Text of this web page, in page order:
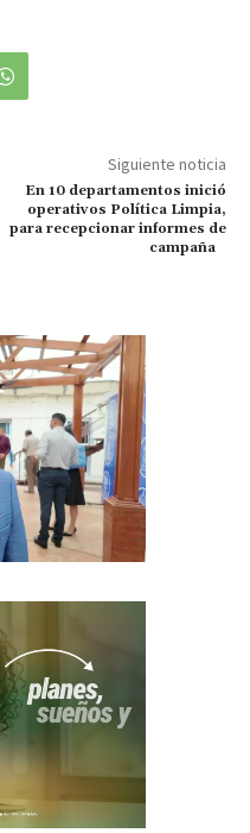
Siguiente noticia
En 10 departamentos inició
operativos Política Limpia,
para recepcionar informes de
campaña